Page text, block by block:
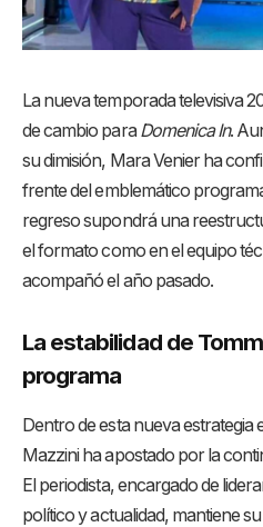
La nueva temporada televisiva
de cambio para Domenica In.
su dimisión, Mara Venier ha
frente del emblemático
regreso supondrá una
el formato como en el equipo
acompañó el año pasado.
La estabilidad de
programa
Dentro de esta nueva estrategia
Mazzini ha apostado por la
El periodista, encargado de
político y actualidad, mantiene